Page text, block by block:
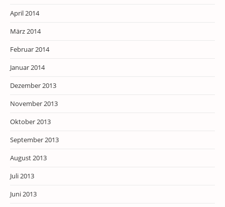
April 2014
März 2014
Februar 2014
Januar 2014
Dezember 2013
November 2013
Oktober 2013
September 2013
August 2013
Juli 2013
Juni 2013